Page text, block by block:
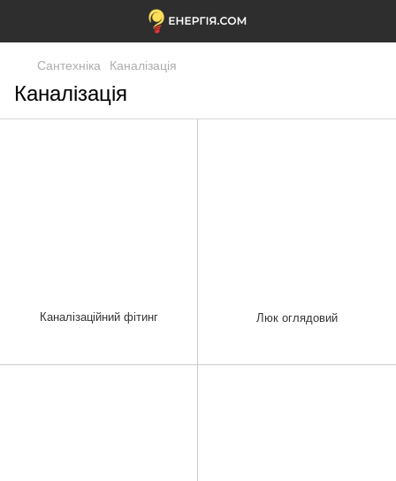
Сантехніка Каналізація
Каналізація
Каналізаційний фітинг Люк оглядовий